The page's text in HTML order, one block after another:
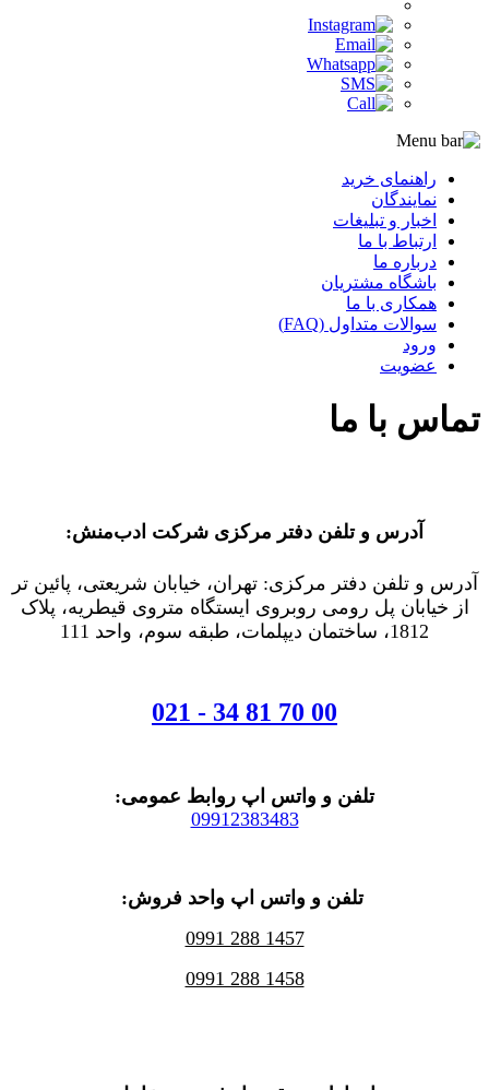
راهنمای خرید
نمایندگان
اخبار و تبلیغات
ارتباط با ما
درباره ما
باشگاه مشتریان
همکاری با ما
سوالات متداول (FAQ)
ورود
عضویت
تماس با ما
آدرس و تلفن دفتر مرکزی شرکت ادب‌منش:
آدرس و تلفن دفتر مرکزی: تهران، خیابان شریعتی، پائین تر
از خیابان پل رومی روبروی ایستگاه متروی قیطریه، پلاک
1812، ساختمان دیپلمات، طبقه سوم، واحد 111
021 - 34 81 70 00
:تلفن و واتس اپ روابط عمومی
09912383483
:تلفن و واتس اپ واحد فروش
0991 288 1457
0991 288 1458